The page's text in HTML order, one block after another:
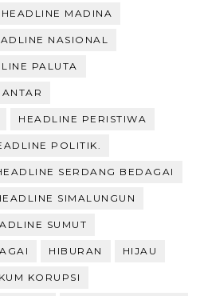
HEADLINE MADINA
NASIONAL
PALUTA
HEADLINE PERISTIWA
POLITIK.
SERDANG BEDAGAI
SIMALUNGUN
SUMUT
HIBURAN HIJAU
KORUPSI